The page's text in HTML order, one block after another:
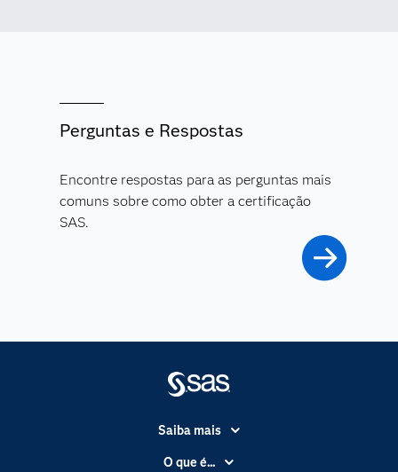
Perguntas e Respostas
Encontre respostas para as perguntas mais
comuns sobre como obter a certificação
SAS.
Saiba mais
Acessibilidade
O que é...